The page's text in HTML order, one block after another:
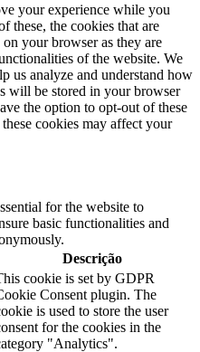
your experience while you
these, the cookies that are
on your browser as they are
of the website. We
us analyze and understand how
will be stored in your browser
the option to opt-out of these
cookies may affect your
for the website to
basic functionalities and
Descrição
cookie is set by GDPR
Consent plugin. The
is used to store the user
for the cookies in the
"Analytics".